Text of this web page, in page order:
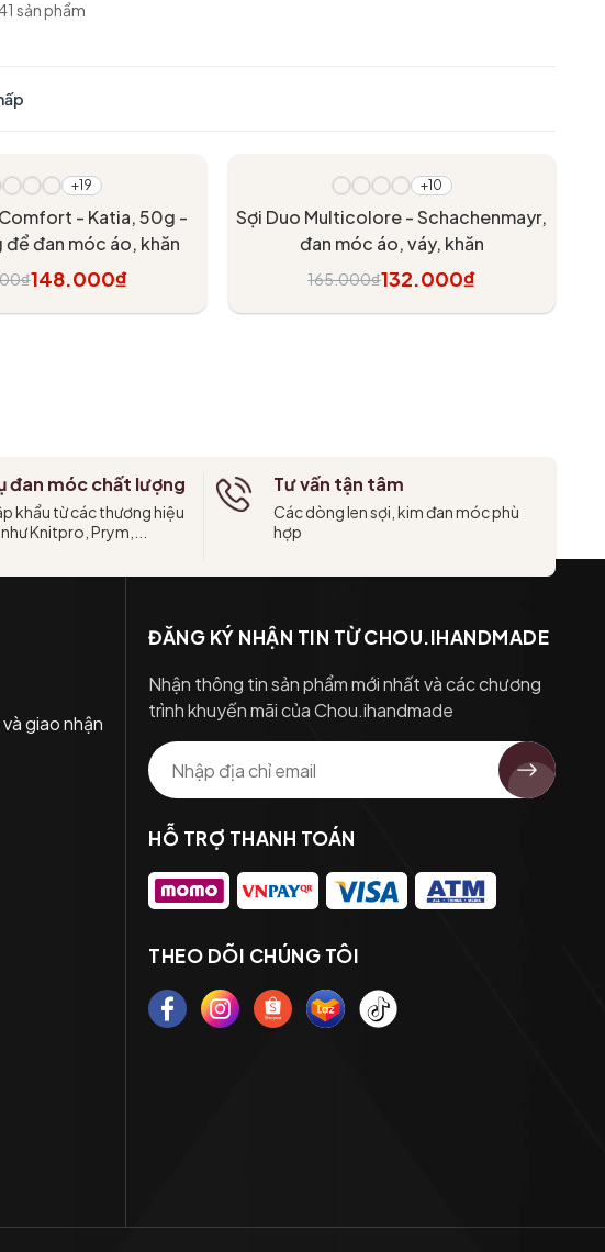
sản phẩm
+19
- Katia, 50g -
để đan móc áo, khăn
148.000₫
+10
Sợi Duo Multicolore - Schachenmayr,
đan móc áo, váy, khăn
165.000₫132.000₫
đan móc chất lượng
khẩu từ các thương hiệu
Knitpro, Prym,...
Tư vấn tận tâm
Các dòng len sợi, kim đan móc phù
hợp
giao nhận
ĐĂNG KÝ NHẬN TIN TỪ CHOU.IHANDMADE
Nhận thông tin sản phẩm mới nhất và các chương
trình khuyến mãi của Chou.ihandmade
HỖ TRỢ THANH TOÁN
THEO DÕI CHÚNG TÔI